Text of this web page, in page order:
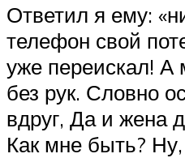
Ответил я ему:
телефон свой
уже переискал! А
без рук. Словно
вдруг, Да и жена
Как мне быть?